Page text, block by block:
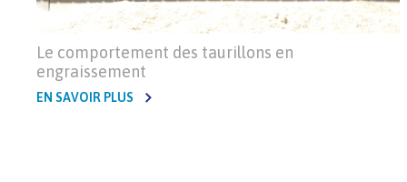
Le comportement des taurillons en
engraissement
EN SAVOIR PLUS